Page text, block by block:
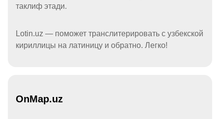
таклиф этади.
Lotin.uz — поможет транслитерировать с узбекской
кириллицы на латиницу и обратно. Легко!
OnMap.uz